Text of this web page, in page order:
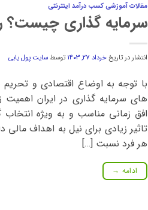
مقالات آموزشی کسب درآمد اینترنتی
سرمایه گذاری چیست؟
انتشار در تاریخخرداد ۲۷, ۱۴۰۳ توسطسایت پول یابی
با توجه به اوضاع اقتصادی و
های سرمایه گذاری در ایران
افق زمانی مناسب و به ویژه
تاثیر زیادی برای نیل به اهداف مالی
هر فرد نسبت […]
ادامه →